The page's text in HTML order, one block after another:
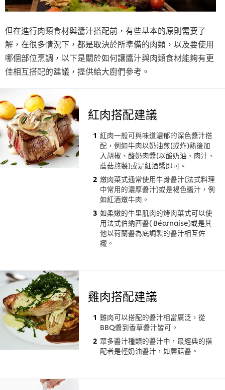
但在進行肉類食材與醬汁搭配前，有些基本的原則需要了
解，在很多情況下，都是取決於所準備的肉類，以及要使用
哪個部位烹調，以下是關於如何讓醬汁與肉類食材能夠有更
佳相互搭配的建議，提供給大廚們參考。
紅肉搭配建議
紅肉一般可與味道濃郁的深色醬汁搭
配，例如牛肉以奶油煎(或炸)熟後加
入胡椒、酸奶肉醬(以酸奶油、肉汁、
蘑菇熬製)或是紅酒醬即可。
燉肉菜式通常使用牛骨醬汁(法式料理
中常用的濃厚醬汁)或是褐色醬汁，例
如紅酒燉牛肉。
如柔嫩的牛里肌肉的烤肉菜式可以使
用法式伯納西醬( Béarnaise)或是其
他以荷蘭醬為底調製的醬汁相互佐
襯。
雞肉搭配建議
雞肉可以搭配的醬汁相當廣泛，從
BBQ醬到香草醬汁皆可。
眾多醬汁種類的醬汁中，最經典的搭
配者是輕奶油醬汁，如蘑菇醬。